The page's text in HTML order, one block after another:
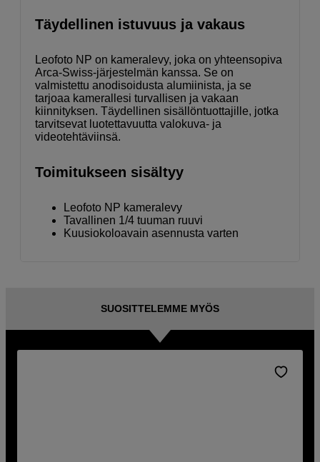
Täydellinen istuvuus ja vakaus
Leofoto NP on kameralevy, joka on yhteensopiva
Arca-Swiss-järjestelmän kanssa. Se on
valmistettu anodisoidusta alumiinista, ja se
tarjoaa kamerallesi turvallisen ja vakaan
kiinnityksen. Täydellinen sisällöntuottajille, jotka
tarvitsevat luotettavuutta valokuva- ja
videotehtäviinsä.
Toimitukseen sisältyy
Leofoto NP kameralevy
Tavallinen 1/4 tuuman ruuvi
Kuusiokoloavain asennusta varten
SUOSITTELEMME MYÖS